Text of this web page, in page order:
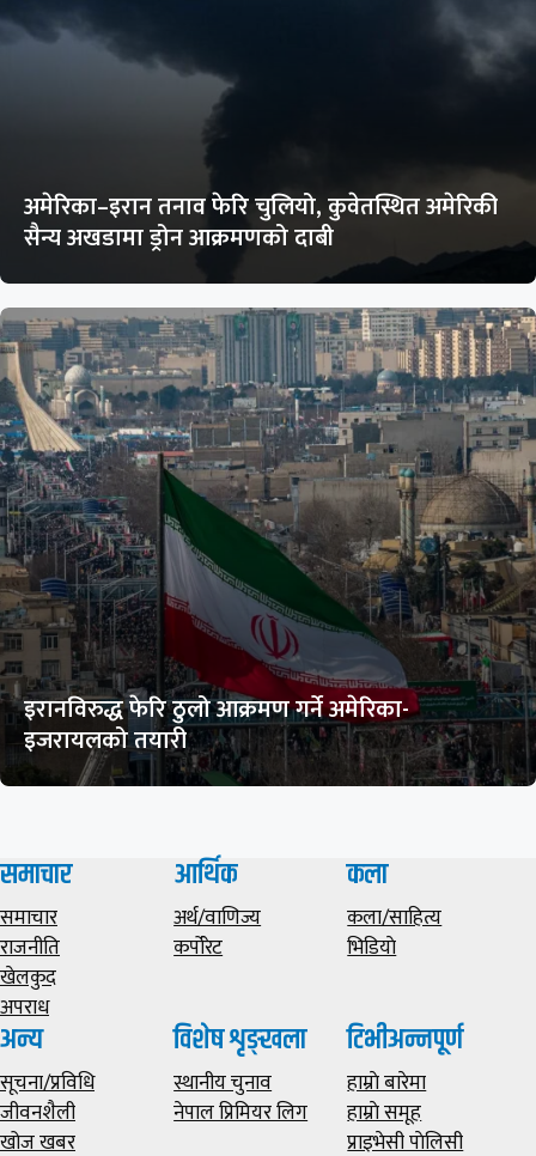
अमेरिका–इरान तनाव फेरि चुलियो, कुवेतस्थित अमेरिकी
सैन्य अखडामा ड्रोन आक्रमणको दाबी
इरानविरुद्ध फेरि ठुलो आक्रमण गर्ने अमेरिका-
इजरायलको तयारी
समाचार
समाचार
राजनीति
खेलकुद
अपराध
आर्थिक
अर्थ/वाणिज्य
कर्पोरेट
कला
कला/साहित्य
भिडियाे
अन्य
सूचना/प्रविधि
जीवनशैली
खोज खबर
विशेष शृङ्खला
स्थानीय चुनाव
नेपाल प्रिमियर लिग
टिभीअन्नपूर्ण
हाम्राे बारेमा
हाम्राे समूह
प्राइभेसी पाेलिसी